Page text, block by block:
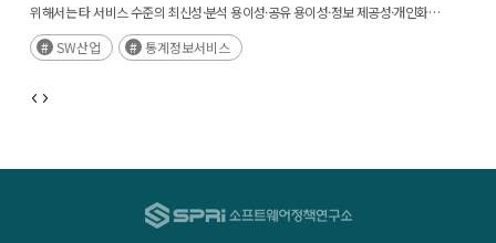
위해서는 타 서비스 수준의 최신성·분석 용이성·공유 용이성·정보 제공성·개인화
요소를 고려해야 하며, 통계정보 공유·확산을 위한 데이터 공유 플랫폼 및 거버넌스
구축 필요SW산업 통계정보서비스